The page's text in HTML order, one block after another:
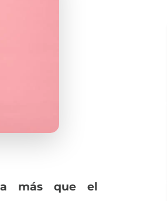
más que el